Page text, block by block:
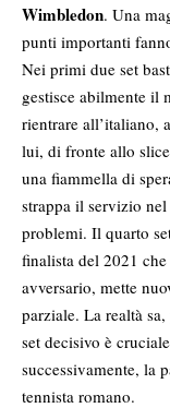
Wimbledon. Una
punti importanti
Nei primi due set
gestisce abilmente il
rientrare all’italiano,
lui, di fronte allo
una fiammella di
strappa il servizio
problemi. Il quarto
finalista del 2021
avversario, mette
parziale. La realtà
set decisivo è
successivamente, la
tennista romano.